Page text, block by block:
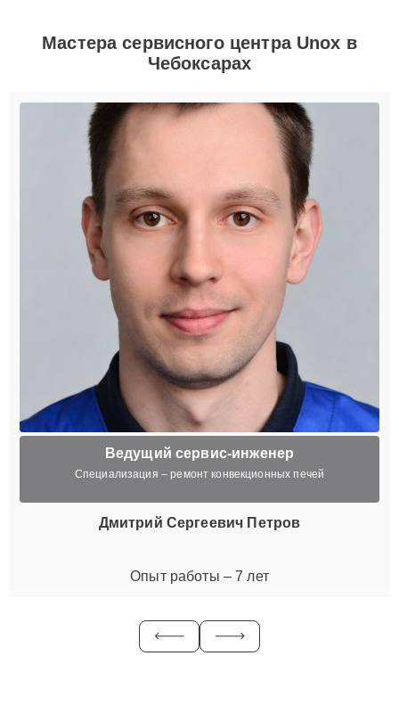
Мастера сервисного центра Unox в
Чебоксарах
Ведущий сервис-инженер
Специализация – ремонт конвекционных печей
Дмитрий Сергеевич Петров
Опыт работы – 7 лет